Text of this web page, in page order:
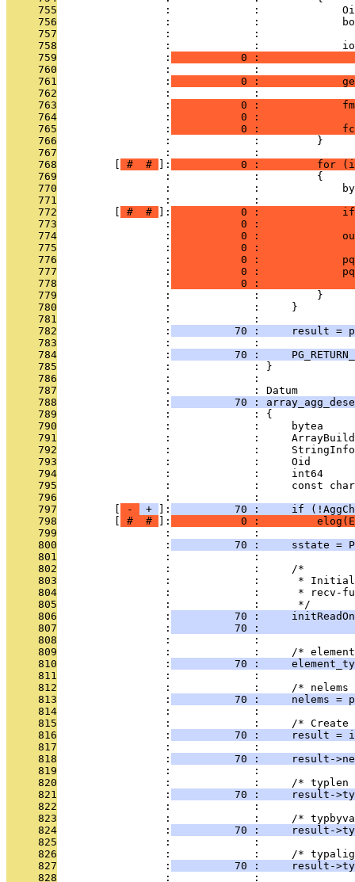
     755
:             :
     756
:             :
     757
                 :             :
     758
:             :
     759
                 :
0 :
     760
:             :
     761
                 :
0 :
     762
:             :
     763
                 :
0 :
     764
                 :
0 :
     765
                 :
0 :
     766
                 :             :         }
     767
                 :             :
     768
# # ]:
0 :         for
     769
                 :             :         {
     770
:             :
     771
                 :             :
     772
# # ]:
0 :
     773
                 :
0 :
     774
                 :
0 :
     775
                 :
0 :
     776
                 :
0 :
     777
                 :
0 :
     778
                 :
0 :
     779
                 :             :         }
     780
                 :             :     }
     781
                 :             :
     782
                 :
70 :     result =
     783
                 :             :
     784
                 :
70 :
     785
                 :             : }
     786
                 :             :
     787
                 :             : Datum
     788
                 :
70 :
     789
                 :             : {
     790
:             :     bytea
     791
:             :
     792
:             :
     793
:             :     Oid
     794
:             :     int64
     795
:             :     const
     796
                 :             :
     797
- + ]:
70 :     if
     798
# # ]:
0 :
     799
                 :             :
     800
                 :
70 :     sstate =
     801
                 :             :
     802
                 :             :     /*
     803
:             :      *
     804
:             :      * recv-
     805
                 :             :      */
     806
                 :
70 :
     807
                 :
70 :
     808
                 :             :
     809
:             :     /*
     810
                 :
70 :
     811
                 :             :
     812
:             :     /* nelems
     813
                 :
70 :     nelems =
     814
                 :             :
     815
:             :     /*
     816
                 :
70 :     result =
     817
:             :
     818
                 :
70 :     result-
     819
                 :             :
     820
:             :     /* typlen
     821
                 :
70 :     result-
     822
                 :             :
     823
:             :     /*
     824
                 :
70 :     result-
     825
                 :             :
     826
:             :     /*
     827
                 :
70 :     result-
     828
                 :             :